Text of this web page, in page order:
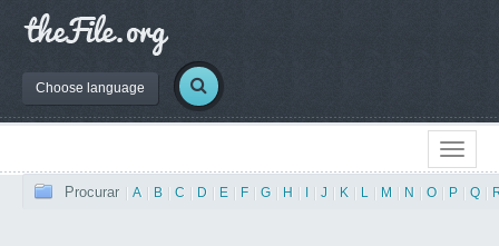
Choose language
Procurar A B C D E F G H J K L M N O P Q